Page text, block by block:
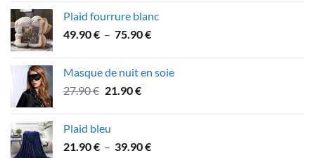
était :
26.90 €.
est :
21.90 €.
Plaid fourrure blanc
49.90€ – 75.90€Plage
49.90 €
Masque de nuit en soie
27.90€ Le
était :
27.90 €.
21.90€Le
21.90 €.
Plaid bleu
21.90€ – 39.90€Plage